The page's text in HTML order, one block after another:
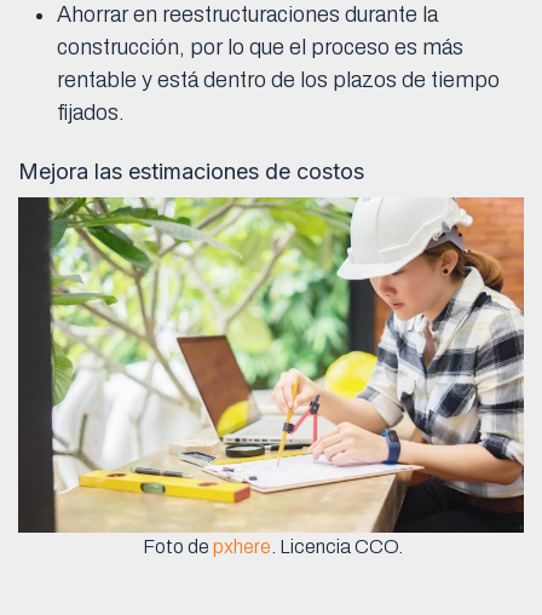
Ahorrar en reestructuraciones durante la
construcción, por lo que el proceso es más
rentable y está dentro de los plazos de tiempo
fijados.
Mejora las estimaciones de costos
Foto de pxhere. Licencia CCO.